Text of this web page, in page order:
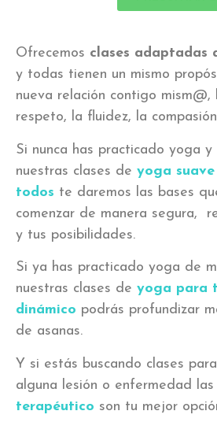
Ofrecemos clases adaptadas
y todas tienen un mismo
nueva relación contigo mism@,
respeto, la fluidez, la
Si nunca has practicado yoga y
nuestras clases de yoga suave
todos te daremos las bases
comenzar de manera segura,
y tus posibilidades.
Si ya has practicado yoga de
nuestras clases de yoga para
dinámico podrás profundizar
de asanas.
Y si estás buscando clases
alguna lesión o enfermedad las
terapéutico son tu mejor